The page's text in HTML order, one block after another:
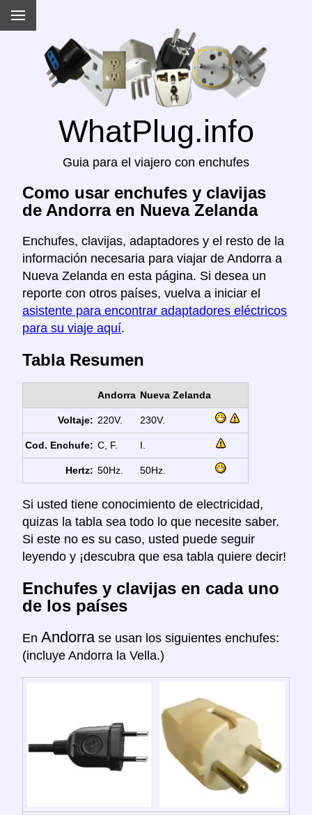
WhatPlug.info
Guia para el viajero con enchufes
Como usar enchufes y clavijas
de Andorra en Nueva Zelanda
Enchufes, clavijas, adaptadores y el resto de la
información necesaria para viajar de Andorra a
Nueva Zelanda en esta página. Si desea un
reporte con otros países, vuelva a iniciar el
asistente para encontrar adaptadores eléctricos
para su viaje aquí.
Tabla Resumen
Andorra Nueva Zelanda
Voltaje: 220V. 230V.
Cod. Enchufe: C, F. I.
Hertz: 50Hz. 50Hz.
Si usted tiene conocimiento de electricidad,
quizas la tabla sea todo lo que necesite saber.
Si este no es su caso, usted puede seguir
leyendo y ¡descubra que esa tabla quiere decir!
Enchufes y clavijas en cada uno
de los países
En Andorra se usan los siguientes enchufes:
(incluye Andorra la Vella.)